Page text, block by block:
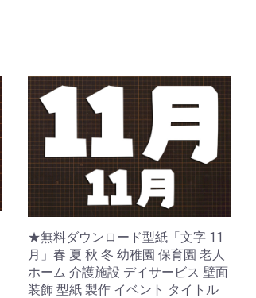
★無料ダウンロード型紙「文字 11
月」春 夏 秋 冬 幼稚園 保育園 老人
ホーム 介護施設 デイサービス 壁面
装飾 型紙 製作 イベント タイトル